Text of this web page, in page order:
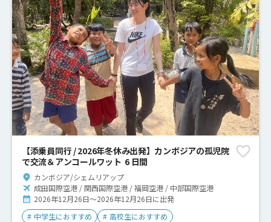
【添乗員同行 / 2026年冬休み出発】カンボジアの孤児院
で交流＆アンコールワット 6 日間
カンボジア/シェムリアップ
成田国際空港 / 関西国際空港 / 福岡空港 / 中部国際空港
2026年12月26日～2026年12月26日に出発
# 中学生におすすめ # 高校生におすすめ